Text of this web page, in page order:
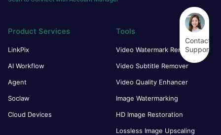
Product Services
LinkPix
AI Workflow
Agent
Soclaw
Cloud Devices
Tools
Video Watermark Remover
Video Subtitle Remover
Video Quality Enhancer
Image Watermarking
HD Image Restoration
Lossless Image Upscaling
Contact
Support